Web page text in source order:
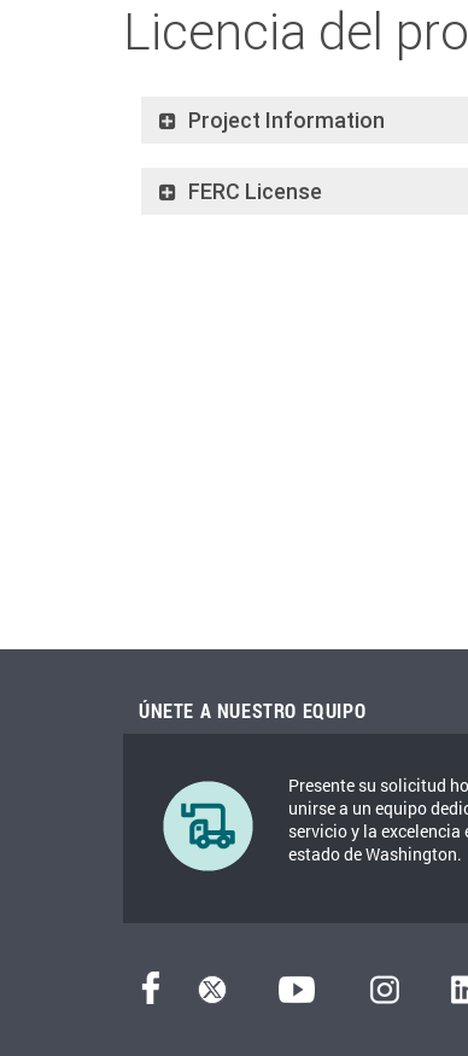
Licencia del
Project Information
FERC License
ÚNETE A NUESTRO EQUIPO
Presente su solicitud
unirse a un equipo
servicio y la excelencia
estado de Washington.